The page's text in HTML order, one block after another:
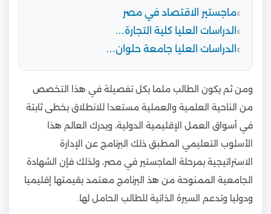
ماجستير الاقتصاد في مصر
الدراسات العليا كلية التجارة…
الدراسات العليا جامعة حلوان…
ومن ثم يكون الطالب ملما بكل تفصيلة في هذا التخصص
من الناحية العلمية والعملية مستعدا للانطلاق بخطى ثابتة
في أسواق العمل الإقليمية الدولية، ويدرك العالم هذا
الأسلوب التعليمي المطبق ذلك البرنامج عن الإدارة
الاستراتيجية بمرحلة الماجستير في مصر، ولذلك فإن الشهادة
الجامعية الممنوحة من هذ البرنامج معتمد بقيمتها إقليميا
ودوليا وتدعم السيرة الذاتية للطالب الحامل لها.